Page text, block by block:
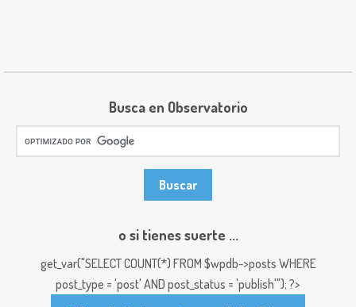
Busca en Observatorio
o si tienes suerte ...
get_var("SELECT COUNT(*) FROM $wpdb->posts WHERE
post_type = 'post' AND post_status = 'publish'"); ?>